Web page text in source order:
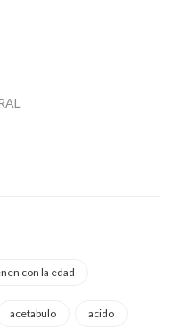
con la edad
acetabulo acido